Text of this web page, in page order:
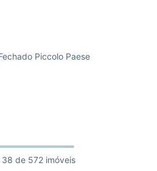
Piccolo Paese
38 de 572 imóveis